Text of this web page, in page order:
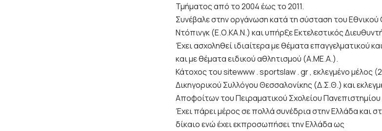
Τμήματος από το 2004 έως το 2011.
Συνέβαλε στην οργάνωση κατά τη σύσταση του
Ντόπινγκ (Ε.Ο.ΚΑ.Ν.) και υπήρξε Εκτελεστικός
Έχει ασχοληθεί ιδιαίτερα με θέματα επαγγελματικού
και με θέματα ειδικού αθλητισμού (Α.ΜΕ.Α.).
Κάτοχος του sitewww . sportslaw . gr , εκλεγμένο μέλος
Δικηγορικού Συλλόγου Θεσσαλονίκης (Δ.Σ.Θ.) και
Αποφοίτων του Πειραματικού Σχολείου
Έχει πάρει μέρος σε πολλά συνέδρια στην Ελλάδα και
δίκαιο ενώ έχει εκπροσωπήσει την Ελλάδα ως